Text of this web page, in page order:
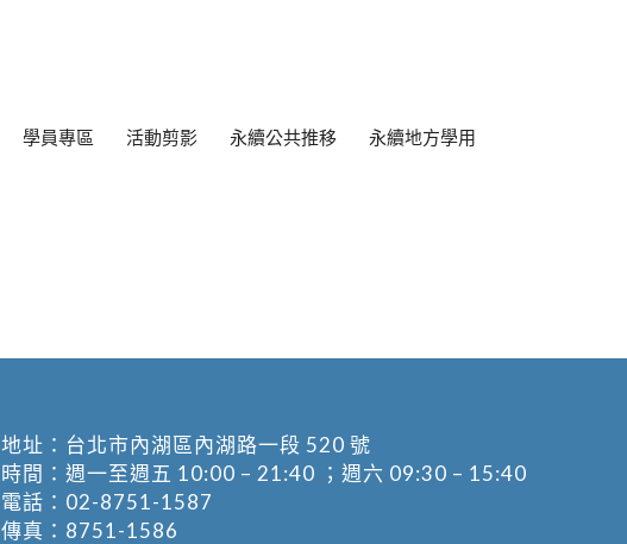
學員專區 活動剪影 永續公共推移 永續地方學用
地址： 台北市內湖區內湖路一段 520 號
時間：週一至週五 10:00 – 21:40 ；週六 09:30 – 15:40
電話： 02-8751-1587
傳真：8751-1586